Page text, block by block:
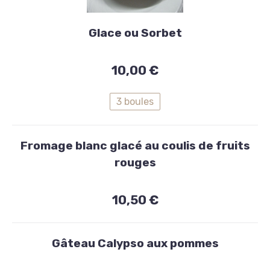
maison
Sorbet
Glace ou Sorbet
10,00 €
3 boules
Fromage blanc glacé au coulis de fruits
rouges
10,50 €
Gâteau Calypso aux pommes